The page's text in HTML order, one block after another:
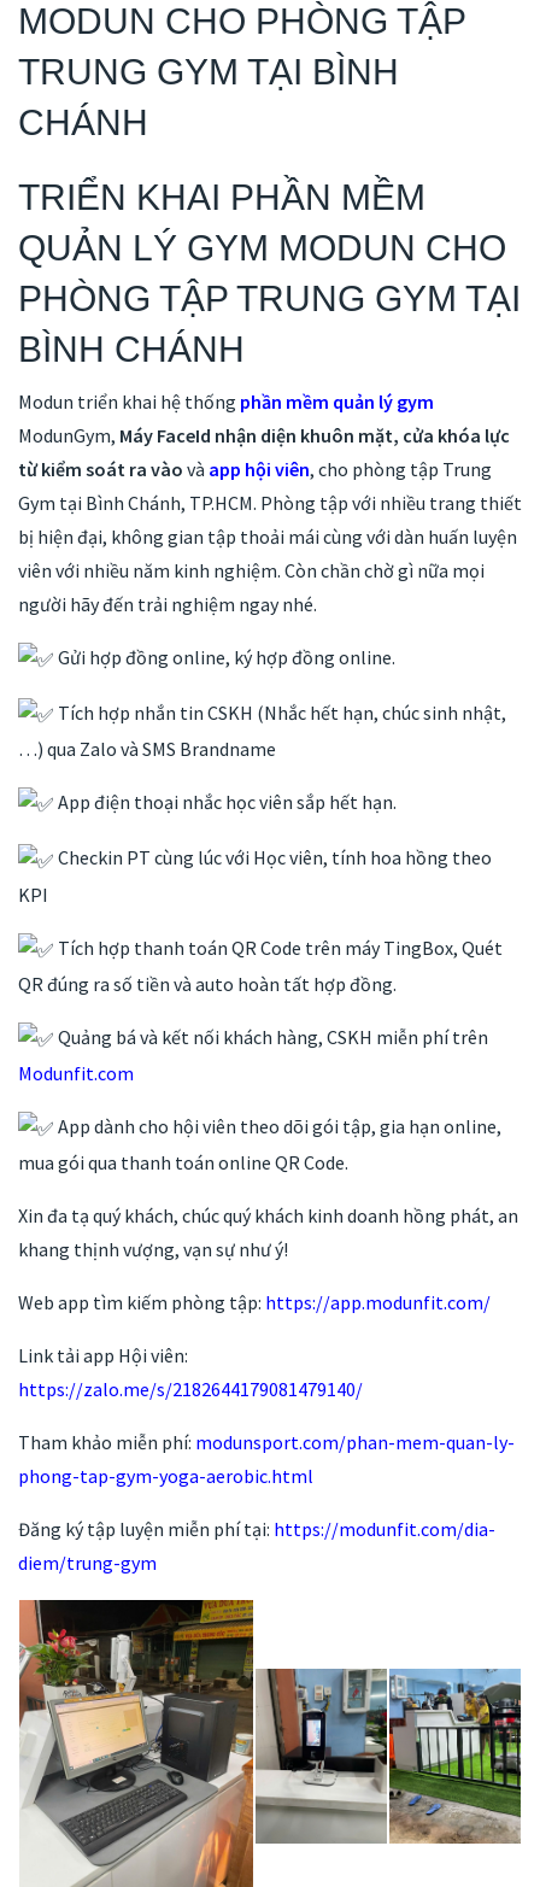
MODUN CHO PHÒNG TẬP
TRUNG GYM TẠI BÌNH
CHÁNH
TRIỂN KHAI PHẦN MỀM
QUẢN LÝ GYM MODUN CHO
PHÒNG TẬP TRUNG GYM TẠI
BÌNH CHÁNH
Modun triển khai hệ thống phần mềm quản lý gym
ModunGym, Máy FaceId nhận diện khuôn mặt, cửa khóa lực
từ kiểm soát ra vào và app hội viên, cho phòng tập Trung
Gym tại Bình Chánh, TP.HCM. Phòng tập với nhiều trang thiết
bị hiện đại, không gian tập thoải mái cùng với dàn huấn luyện
viên với nhiều năm kinh nghiệm. Còn chần chờ gì nữa mọi
người hãy đến trải nghiệm ngay nhé.
Gửi hợp đồng online, ký hợp đồng online.
Tích hợp nhắn tin CSKH (Nhắc hết hạn, chúc sinh nhật,
…) qua Zalo và SMS Brandname
App điện thoại nhắc học viên sắp hết hạn.
Checkin PT cùng lúc với Học viên, tính hoa hồng theo
KPI
Tích hợp thanh toán QR Code trên máy TingBox, Quét
QR đúng ra số tiền và auto hoàn tất hợp đồng.
Quảng bá và kết nối khách hàng, CSKH miễn phí trên
Modunfit.com
App dành cho hội viên theo dõi gói tập, gia hạn online,
mua gói qua thanh toán online QR Code.
Xin đa tạ quý khách, chúc quý khách kinh doanh hồng phát, an
khang thịnh vượng, vạn sự như ý!
Web app tìm kiếm phòng tập: https://app.modunfit.com/
Link tải app Hội viên:
https://zalo.me/s/2182644179081479140/
Tham khảo miễn phí: modunsport.com/phan-mem-quan-ly-
phong-tap-gym-yoga-aerobic.html
Đăng ký tập luyện miễn phí tại: https://modunfit.com/dia-
diem/trung-gym